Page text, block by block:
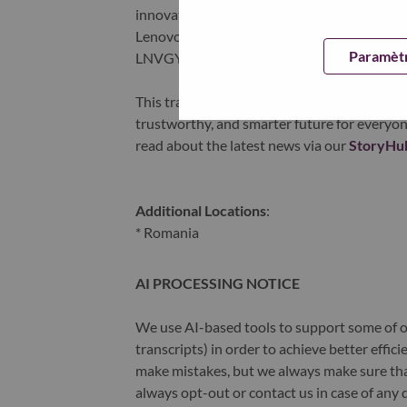
innovation is building a more equitable,
Lenovo is listed on the Hong Kong stock
LNVGY).
This transformation together with
trustworthy, and smarter future for
read about the latest news via our
Additional Locations:
* Romania
AI PROCESSING NOTICE
We use AI-based tools to support some of
transcripts) in order to achieve better
make mistakes, but we always make sure
always opt-out or contact us in case of any